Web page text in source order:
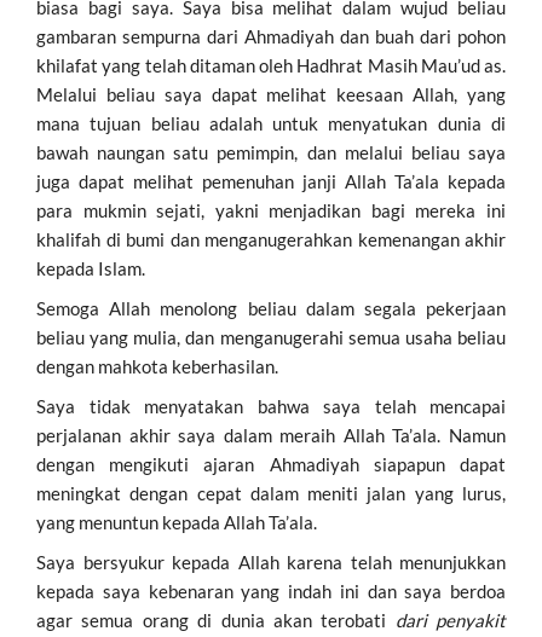
biasa bagi saya. Saya bisa melihat dalam wujud beliau
gambaran sempurna dari Ahmadiyah dan buah dari pohon
khilafat yang telah ditaman oleh Hadhrat Masih Mau’ud as.
Melalui beliau saya dapat melihat keesaan Allah, yang
mana tujuan beliau adalah untuk menyatukan dunia di
bawah naungan satu pemimpin, dan melalui beliau saya
juga dapat melihat pemenuhan janji Allah Ta’ala kepada
para mukmin sejati, yakni menjadikan bagi mereka ini
khalifah di bumi dan menganugerahkan kemenangan akhir
kepada Islam.
Semoga Allah menolong beliau dalam segala pekerjaan
beliau yang mulia, dan menganugerahi semua usaha beliau
dengan mahkota keberhasilan.
Saya tidak menyatakan bahwa saya telah mencapai
perjalanan akhir saya dalam meraih Allah Ta’ala. Namun
dengan mengikuti ajaran Ahmadiyah siapapun dapat
meningkat dengan cepat dalam meniti jalan yang lurus,
yang menuntun kepada Allah Ta’ala.
Saya bersyukur kepada Allah karena telah menunjukkan
kepada saya kebenaran yang indah ini dan saya berdoa
agar semua orang di dunia akan terobati dari penyakit